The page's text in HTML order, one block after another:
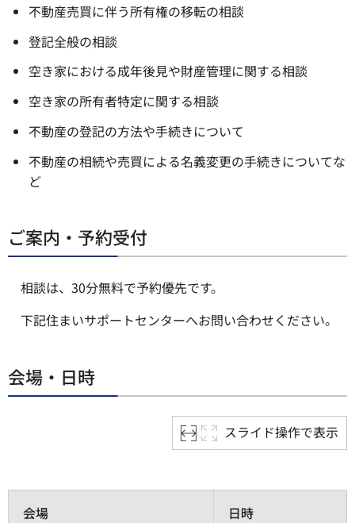
不動産売買に伴う所有権の移転の相談
登記全般の相談
空き家における成年後見や財産管理に関する相談
空き家の所有者特定に関する相談
不動産の登記の方法や手続きについて
不動産の相続や売買による名義変更の手続きについてな
ど
ご案内・予約受付
相談は、30分無料で予約優先です。
下記住まいサポートセンターへお問い合わせください。
会場・日時
スライド操作で表示
会場 日時